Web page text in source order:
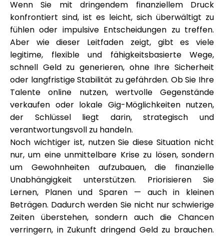
Wenn Sie mit dringendem finanziellem Druck
konfrontiert sind, ist es leicht, sich überwältigt zu
fühlen oder impulsive Entscheidungen zu treffen.
Aber wie dieser Leitfaden zeigt, gibt es viele
legitime, flexible und fähigkeitsbasierte Wege,
schnell Geld zu generieren, ohne Ihre Sicherheit
oder langfristige Stabilität zu gefährden. Ob Sie Ihre
Talente online nutzen, wertvolle Gegenstände
verkaufen oder lokale Gig-Möglichkeiten nutzen,
der Schlüssel liegt darin, strategisch und
verantwortungsvoll zu handeln.
Noch wichtiger ist, nutzen Sie diese Situation nicht
nur, um eine unmittelbare Krise zu lösen, sondern
um Gewohnheiten aufzubauen, die finanzielle
Unabhängigkeit unterstützen. Priorisieren Sie
Lernen, Planen und Sparen — auch in kleinen
Beträgen. Dadurch werden Sie nicht nur schwierige
Zeiten überstehen, sondern auch die Chancen
verringern, in Zukunft dringend Geld zu brauchen.